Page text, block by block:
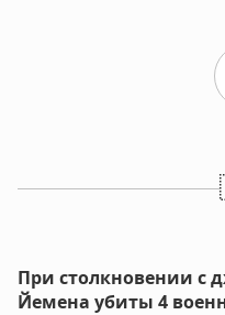
При столкновении с
Йемена убиты 4